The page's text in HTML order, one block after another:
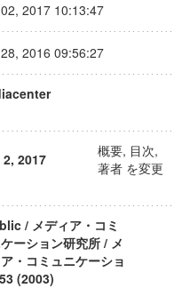
02, 2017 10:13:47
2016 09:56:27
2017
概要, 目次,
著者 を変更
/ メディア・コミ
ーション研究所 / メ
・コミュニケーショ
(2003)